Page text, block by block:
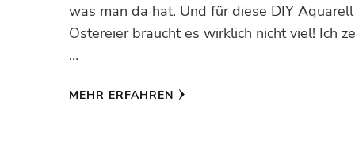
was man da hat. Und für diese DIY Aquarell
Ostereier braucht es wirklich nicht viel! Ich
…
MEHR ERFAHREN